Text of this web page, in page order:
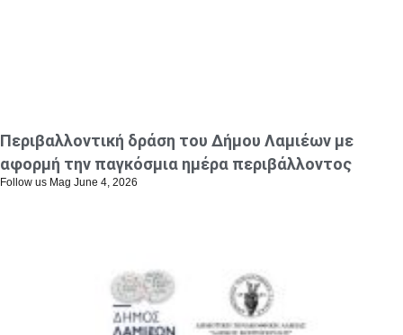
Περιβαλλοντική δράση του Δήμου Λαμιέων με
αφορμή την παγκόσμια ημέρα περιβάλλοντος
Follow us Mag June 4, 2026